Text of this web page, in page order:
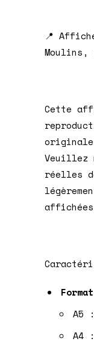
📍
Moulins,
Cette
Veuillez
réelles
A5
A4